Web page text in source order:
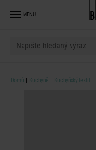
MENU
Domů Kuchyně Kuchyňský textil